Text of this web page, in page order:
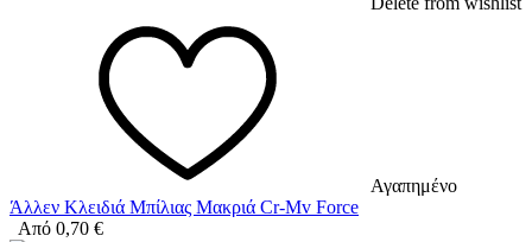
Αγαπημένο
Άλλεν Κλειδιά Μπίλιας Μακριά Cr-Mv Force
Από 0,70 €